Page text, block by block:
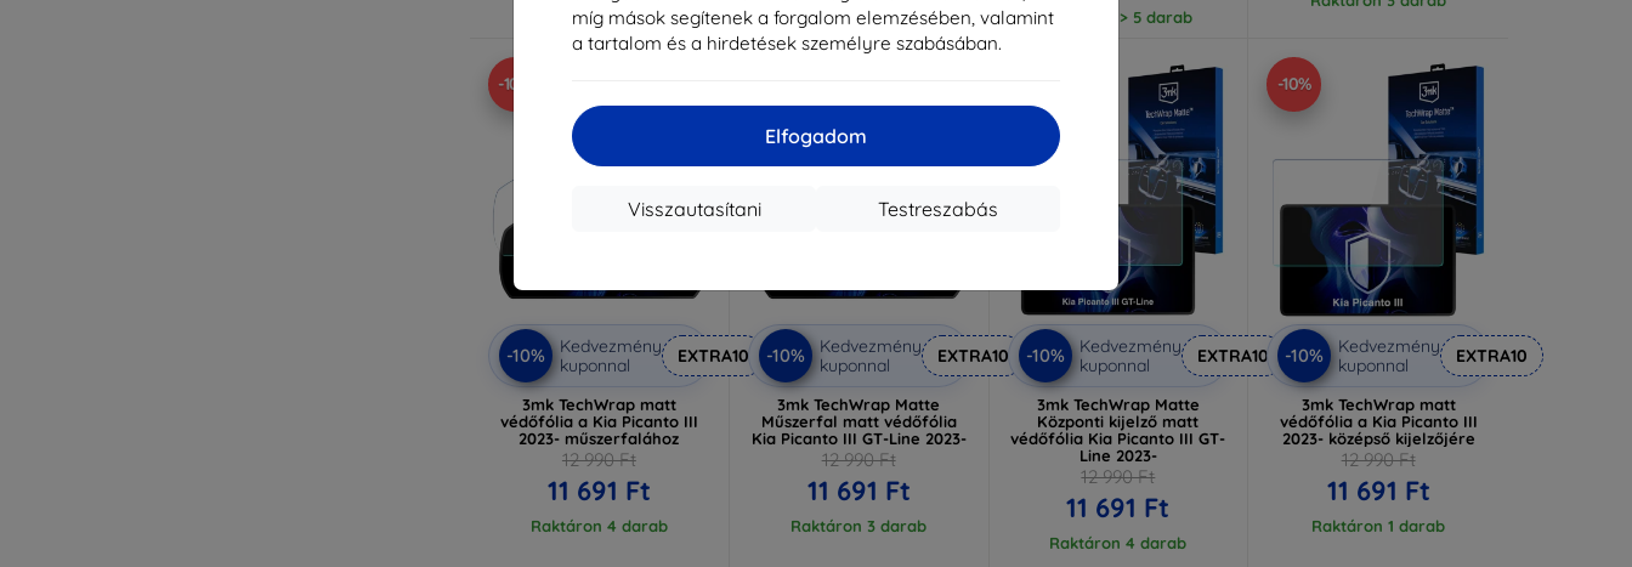
míg mások segítenek a forgalom elemzésében, valamint
a tartalom és a hirdetések személyre szabásában.
Elfogadom
Testreszabás
Visszautasítani
Raktáron > 5 darab
-10%
-10%
Kedvezmény
kuponnal
EXTRA10
3mk TechWrap matt
védőfólia a Kia Picanto III
2023- műszerfalához
12 990 Ft
11 691 Ft
Raktáron 4 darab
-10%
Kedvezmény
kuponnal
EXTRA10
3mk TechWrap Matte
Műszerfal matt védőfólia
Kia Picanto III GT-Line 2023-
12 990 Ft
11 691 Ft
Raktáron 3 darab
-10%
Kedvezmény
kuponnal
EXTRA10
3mk TechWrap Matte
Központi kijelző matt
védőfólia Kia Picanto III GT-
Line 2023-
12 990 Ft
11 691 Ft
Raktáron 4 darab
-10%
-10%
Kedvezmény
kuponnal
EXTRA10
3mk TechWrap matt
védőfólia a Kia Picanto III
2023- középső kijelzőjére
12 990 Ft
11 691 Ft
Raktáron 1 darab